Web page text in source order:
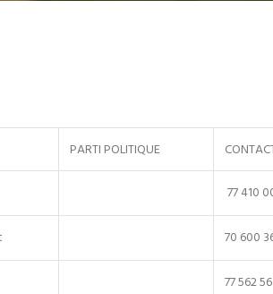
PARTI POLITIQUE
77 410
70 600
77 562